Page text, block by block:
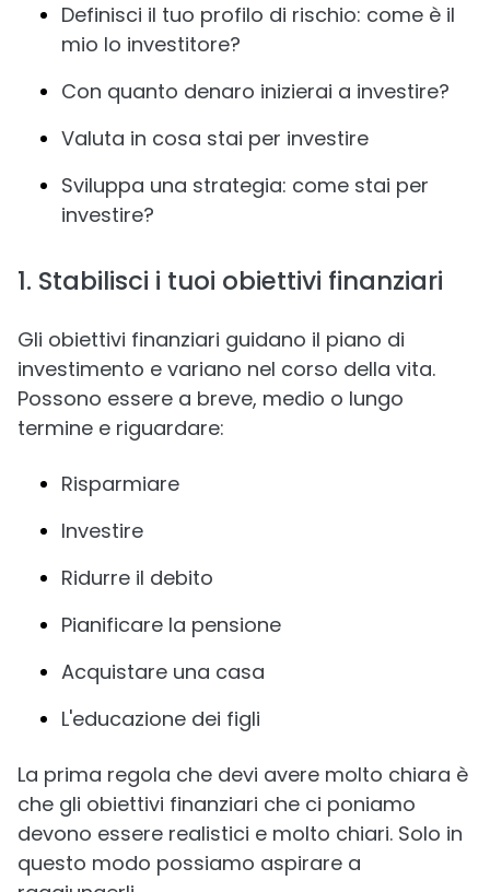
Definisci il tuo profilo di rischio: come è il
mio Io investitore?
Con quanto denaro inizierai a investire?
Valuta in cosa stai per investire
Sviluppa una strategia: come stai per
investire?
1. Stabilisci i tuoi obiettivi finanziari
Gli obiettivi finanziari guidano il piano di
investimento e variano nel corso della vita.
Possono essere a breve, medio o lungo
termine e riguardare:
Risparmiare
Investire
Ridurre il debito
Pianificare la pensione
Acquistare una casa
L'educazione dei figli
La prima regola che devi avere molto chiara è
che gli obiettivi finanziari che ci poniamo
devono essere realistici e molto chiari. Solo in
questo modo possiamo aspirare a